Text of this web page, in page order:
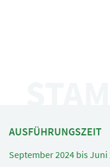
AUSFÜHRUNGSZEIT
September 2024 bis Juni